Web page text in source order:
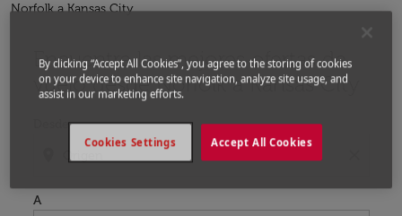
Norfolk a Kansas City
Encuentre las mejores ofertas de
vuelo desde Norfolk a Kansas City
Desde
A
Por favor, intente actualizar su ruta (origen y / o
By clicking “Accept All Cookies”, you agree to the storing of cookies
on your device to enhance site navigation, analyze site usage, and
assist in our marketing efforts.
Accept All Cookies
Cookies Settings